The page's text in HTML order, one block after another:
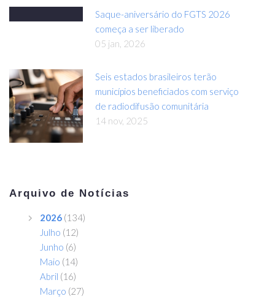
Saque-aniversário do FGTS 2026
começa a ser liberado
05 jan, 2026
Seis estados brasileiros terão
municípios beneficiados com serviço
de radiodifusão comunitária
14 nov, 2025
Arquivo de Notícias
2026 (134)
Julho (12)
Junho (6)
Maio (14)
Abril (16)
Março (27)